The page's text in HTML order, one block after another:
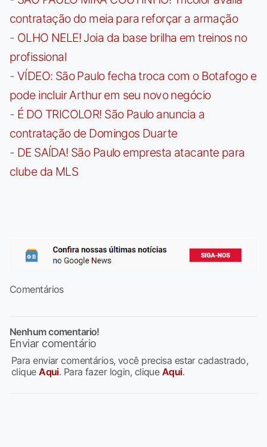
contratação do meia para reforçar a armação
- OLHO NELE! Joia da base brilha em treinos no
profissional
- VÍDEO: São Paulo fecha troca com o Botafogo e
pode incluir Arthur em seu novo negócio
- É DO TRICOLOR! São Paulo anuncia a
contratação de Domingos Duarte
- DE SAÍDA! São Paulo empresta atacante para
clube da MLS
Comentários
Nenhum comentario!
Enviar comentário
Para enviar comentários, você precisa estar cadastrado,
cliqueAqui. Para fazer login, clique Aqui.